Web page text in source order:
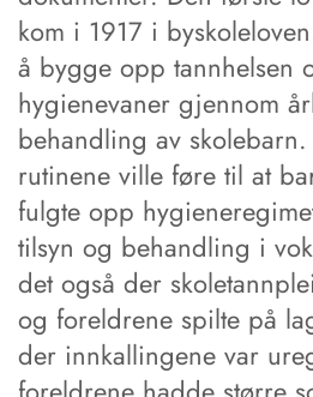
kom i 1917 i
å bygge opp tannhelsen
hygienevaner gjennom
behandling av
rutinene ville føre til at
fulgte opp
tilsyn og behandling i
det også der
og foreldrene spilte på
der innkallingene var